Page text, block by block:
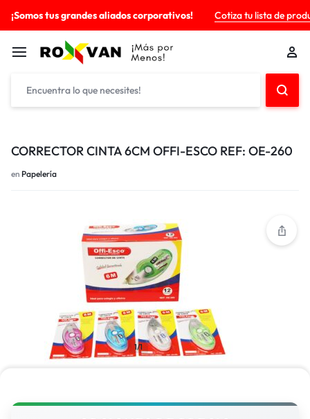
¡Somos tus grandes aliados corporativos! Cotiza tu lista de
CORRECTOR CINTA 6CM OFFI-ESCO REF: OE-260
en Papelería
1/1